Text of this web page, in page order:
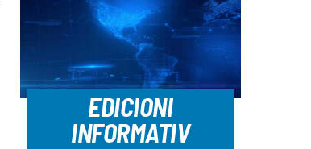
EDICIONI
INFORMATIV